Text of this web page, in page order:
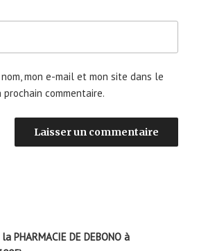
mon e-mail et mon site dans le
commentaire.
PHARMACIE DE DEBONO à